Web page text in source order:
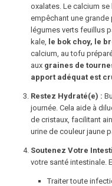
oxalates. Le calcium
empêchant une grande
légumes verts feuillus
kale, le bok choy, le
calcium, au tofu
aux graines de
apport adéquat est
Restez Hydraté(e) :
journée. Cela aide à
de cristaux, facilitant
urine de couleur jaune
Soutenez Votre
votre santé intestinale.
Traiter toute